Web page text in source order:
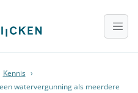
Kennis ›
watervergunning als meerdere